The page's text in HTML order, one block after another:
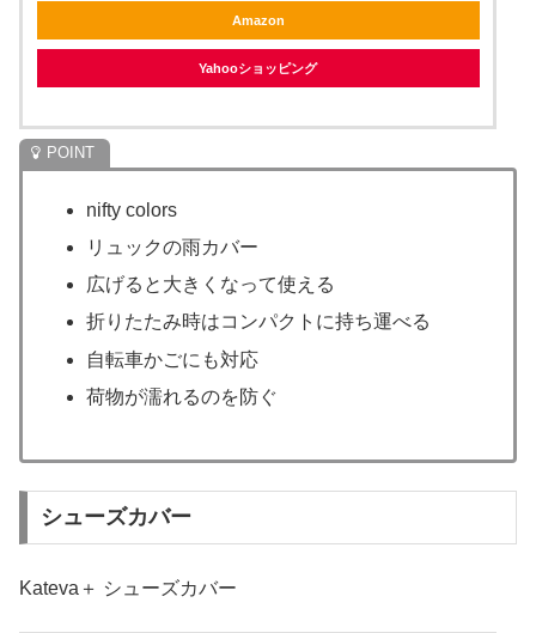
Amazon
Yahooショッピング
nifty colors
リュックの雨カバー
広げると大きくなって使える
折りたたみ時はコンパクトに持ち運べる
自転車かごにも対応
荷物が濡れるのを防ぐ
シューズカバー
Kateva＋ シューズカバー